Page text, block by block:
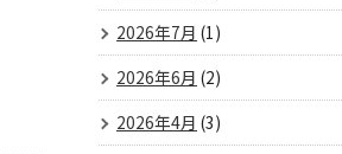
2026年7月 (1)
2026年6月 (2)
2026年4月 (3)